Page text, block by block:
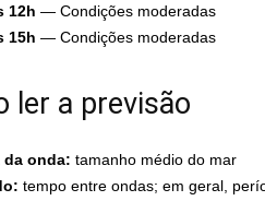
12h — Condições moderadas
15h — Condições moderadas
ler a previsão
da onda: tamanho médio do mar
tempo entre ondas; em geral,